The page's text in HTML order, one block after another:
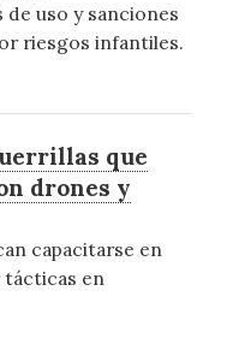
uso y sanciones
riesgos infantiles.
que
drones y
capacitarse en
tácticas en